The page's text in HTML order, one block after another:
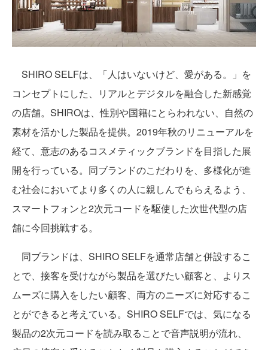
SHIRO SELFは、「人はいないけど、愛がある。」を
コンセプトにした、リアルとデジタルを融合した新感覚
の店舗。SHIROは、性別や国籍にとらわれない、自然の
素材を活かした製品を提供。2019年秋のリニューアルを
経て、意志のあるコスメティックブランドを目指した展
開を行っている。同ブランドのこだわりを、多様化が進
む社会においてより多くの人に親しんでもらえるよう、
スマートフォンと2次元コードを駆使した次世代型の店
舗に今回挑戦する。
同ブランドは、SHIRO SELFを通常店舗と併設するこ
とで、接客を受けながら製品を選びたい顧客と、よりス
ムーズに購入をしたい顧客、両方のニーズに対応するこ
とができると考えている。SHIRO SELFでは、気になる
製品の2次元コードを読み取ることで音声説明が流れ、